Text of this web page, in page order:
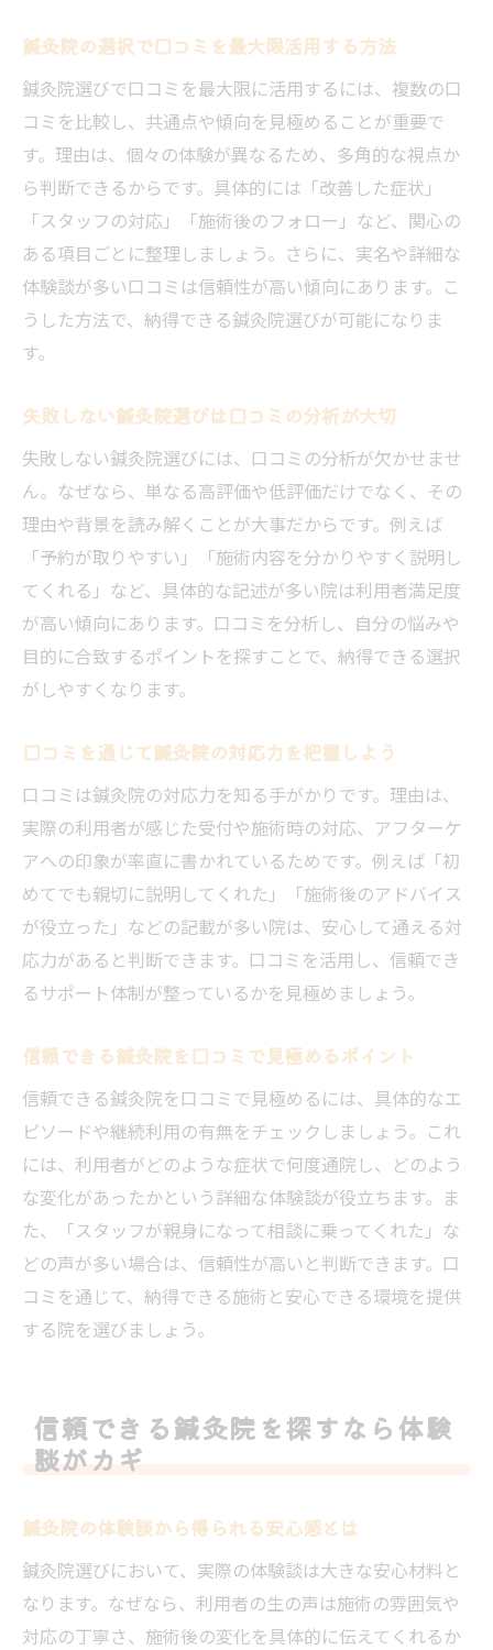
鍼灸院の選択で口コミを最大限活用する方法
鍼灸院選びで口コミを最大限に活用するには、複数の口
コミを比較し、共通点や傾向を見極めることが重要で
す。理由は、個々の体験が異なるため、多角的な視点か
ら判断できるからです。具体的には「改善した症状」
「スタッフの対応」「施術後のフォロー」など、関心の
ある項目ごとに整理しましょう。さらに、実名や詳細な
体験談が多い口コミは信頼性が高い傾向にあります。こ
うした方法で、納得できる鍼灸院選びが可能になりま
す。
失敗しない鍼灸院選びは口コミの分析が大切
失敗しない鍼灸院選びには、口コミの分析が欠かせませ
ん。なぜなら、単なる高評価や低評価だけでなく、その
理由や背景を読み解くことが大事だからです。例えば
「予約が取りやすい」「施術内容を分かりやすく説明し
てくれる」など、具体的な記述が多い院は利用者満足度
が高い傾向にあります。口コミを分析し、自分の悩みや
目的に合致するポイントを探すことで、納得できる選択
がしやすくなります。
口コミを通じて鍼灸院の対応力を把握しよう
口コミは鍼灸院の対応力を知る手がかりです。理由は、
実際の利用者が感じた受付や施術時の対応、アフターケ
アへの印象が率直に書かれているためです。例えば「初
めてでも親切に説明してくれた」「施術後のアドバイス
が役立った」などの記載が多い院は、安心して通える対
応力があると判断できます。口コミを活用し、信頼でき
るサポート体制が整っているかを見極めましょう。
信頼できる鍼灸院を口コミで見極めるポイント
信頼できる鍼灸院を口コミで見極めるには、具体的なエ
ピソードや継続利用の有無をチェックしましょう。これ
には、利用者がどのような症状で何度通院し、どのよう
な変化があったかという詳細な体験談が役立ちます。ま
た、「スタッフが親身になって相談に乗ってくれた」な
どの声が多い場合は、信頼性が高いと判断できます。口
コミを通じて、納得できる施術と安心できる環境を提供
する院を選びましょう。
信頼できる鍼灸院を探すなら体験
談がカギ
鍼灸院の体験談から得られる安心感とは
鍼灸院選びにおいて、実際の体験談は大きな安心材料と
なります。なぜなら、利用者の生の声は施術の雰囲気や
対応の丁寧さ、施術後の変化を具体的に伝えてくれるか